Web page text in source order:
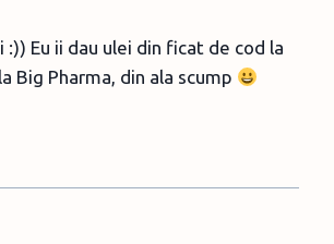
:)) Eu ii dau ulei din ficat de cod la
Big Pharma, din ala scump